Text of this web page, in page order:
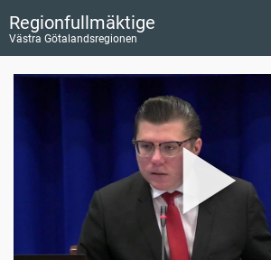
Regionfullmäktige
Västra Götalandsregionen